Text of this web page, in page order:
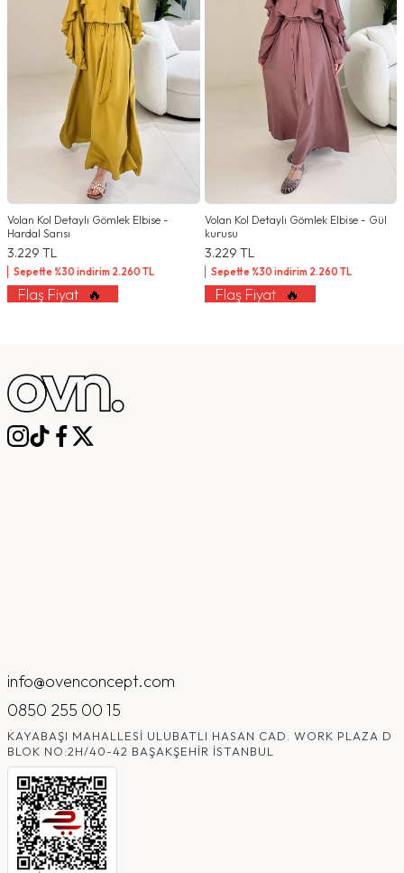
Volan Kol Detaylı Gömlek Elbise -
Hardal Sarısı
3.229 TL
Sepette %30 indirim 2.260TL
Flaş Fiyat 🔥
Volan Kol Detaylı Gömlek Elbise - Gül
kurusu
3.229 TL
Sepette %30 indirim 2.260TL
Flaş Fiyat 🔥
info@ovenconcept.com
0850 255 00 15
KAYABAŞI MAHALLESI ULUBATLI HASAN CAD. WORK PLAZA D
BLOK NO:2H/40-42 BAŞAKŞEHIR İSTANBUL